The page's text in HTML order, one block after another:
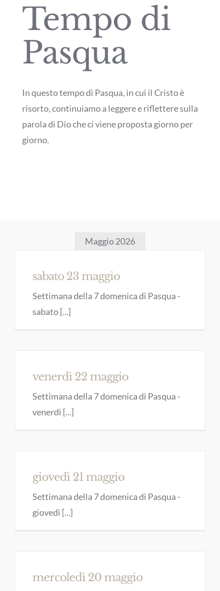
Tempo di
Pasqua
In questo tempo di Pasqua, in cui il Cristo è
risorto, continuiamo a leggere e riflettere sulla
parola di Dio che ci viene proposta giorno per
giorno.
Maggio 2026
sabato 23 maggio
Settimana della 7 domenica di Pasqua -
sabato [...]
venerdì 22 maggio
Settimana della 7 domenica di Pasqua -
venerdì [...]
giovedì 21 maggio
Settimana della 7 domenica di Pasqua -
giovedì [...]
mercoledì 20 maggio